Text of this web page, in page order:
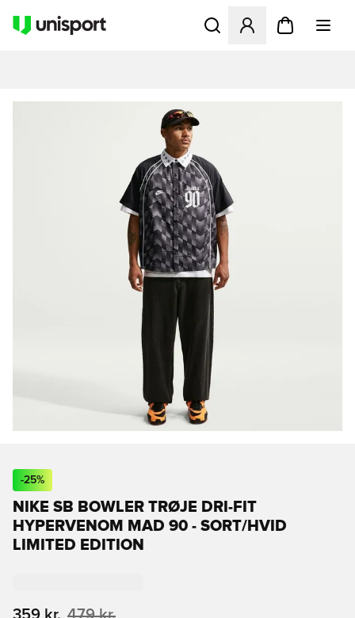
Åbner en Modal til at
-25%
NIKE SB BOWLER TRØJE DRI-FIT
HYPERVENOM MAD 90 - SORT/HVID
LIMITED EDITION
359 kr. 479 kr.